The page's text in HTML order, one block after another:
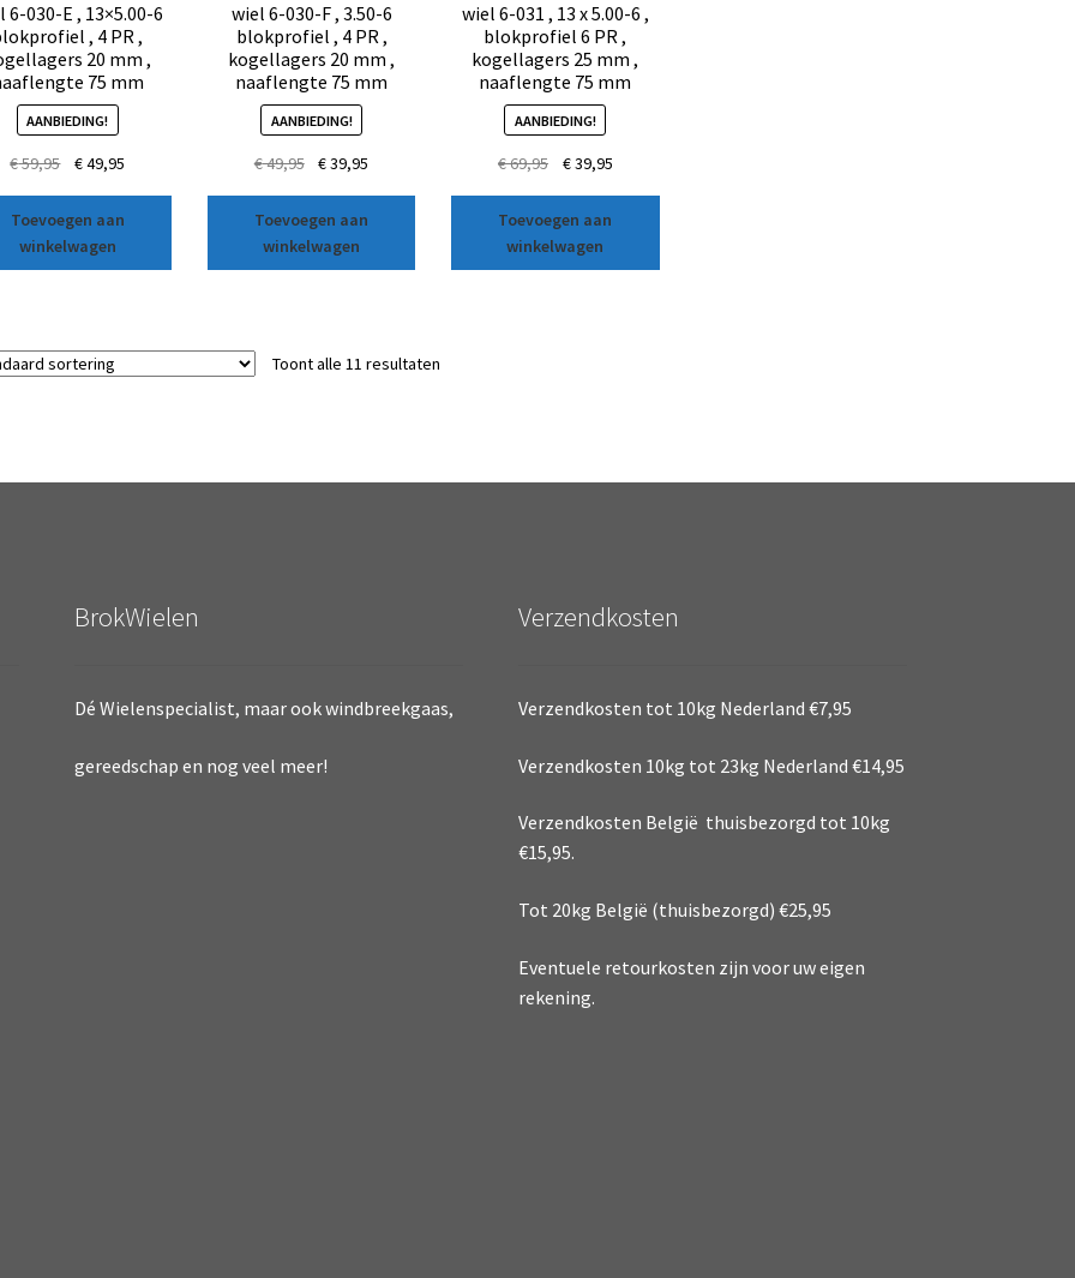
6-030-E , 13×5.00-6
, 4 PR ,
20 mm ,
75 mm
AANBIEDING!
€59,95 €49,95
Toevoegen aan
winkelwagen
wiel 6-030-F , 3.50-6
blokprofiel , 4 PR ,
kogellagers 20 mm ,
naaflengte 75 mm
AANBIEDING!
€49,95 €39,95
Toevoegen aan
winkelwagen
wiel 6-031 , 13 x 5.00-6 ,
blokprofiel 6 PR ,
kogellagers 25 mm ,
naaflengte 75 mm
AANBIEDING!
€69,95 €39,95
Toevoegen aan
winkelwagen
Toont alle 11 resultaten
BrokWielen
Dé Wielenspecialist, maar ook windbreekgaas,
gereedschap en nog veel meer!
Verzendkosten
Verzendkosten tot 10kg Nederland €7,95
Verzendkosten 10kg tot 23kg Nederland €14,95
Verzendkosten België thuisbezorgd tot 10kg
€15,95.
Tot 20kg België (thuisbezorgd) €25,95
Eventuele retourkosten zijn voor uw eigen
rekening.